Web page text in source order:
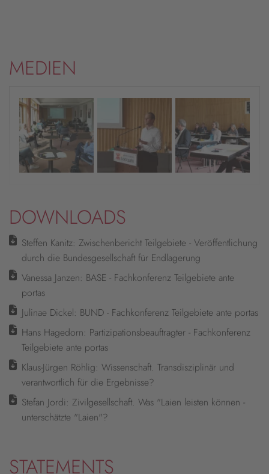
MEDIEN
DOWNLOADS
Steffen Kanitz: Zwischenbericht Teilgebiete - Veröffentlichung
durch die Bundesgesellschaft für Endlagerung
Vanessa Janzen: BASE - Fachkonferenz Teilgebiete ante
portas
Julinae Dickel: BUND - Fachkonferenz Teilgebiete ante portas
Hans Hagedorn: Partizipationsbeauftragter - Fachkonferenz
Teilgebiete ante portas
Klaus-Jürgen Röhlig: Wissenschaft. Transdisziplinär und
verantwortlich für die Ergebnisse?
Stefan Jordi: Zivilgesellschaft. Was "Laien leisten können -
unterschätzte "Laien"?
STATEMENTS